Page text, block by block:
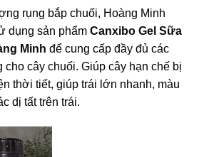
rụng bắp chuối, Hoàng Minh
dụng sản phẩm Canxibo Gel Sữa
Minh để cung cấp đầy đủ các
cây chuối. Giúp cây hạn chế bị
thời tiết, giúp trái lớn nhanh, màu
dị tất trên trái.